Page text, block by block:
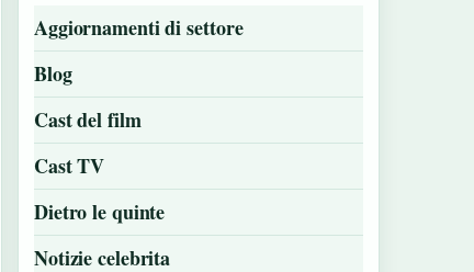
Aggiornamenti di settore
Blog
Cast del film
Cast TV
Dietro le quinte
Notizie celebrita